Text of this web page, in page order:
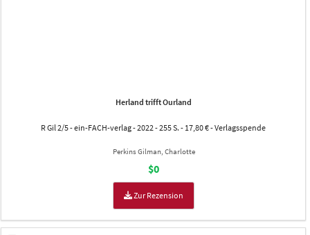
Herland trifft Ourland
R Gil 2/5 - ein-FACH-verlag - 2022 - 255 S. - 17,80 € - Verlagsspende
Perkins Gilman, Charlotte
$0
Zur Rezension